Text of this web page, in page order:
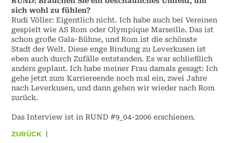
sich wohl zu fühlen?
Rudi Völler: Eigentlich nicht. Ich habe auch bei Vereinen
gespielt wie AS Rom oder Olympique Marseille. Das ist
schon große Gala-Bühne, und Rom ist die schönste
Stadt der Welt. Diese enge Bindung zu Leverkusen ist
eben auch durch Zufälle entstanden. Es war schließlich
anders geplant. Ich habe meiner Frau damals gesagt: Ich
gehe jetzt zum Karriereende noch mal ein, zwei Jahre
nach Leverkusen, und dann gehen wir wieder nach Rom
zurück.
Das Interview ist in RUND #9_04-2006 erschienen.
ZURÜCK |